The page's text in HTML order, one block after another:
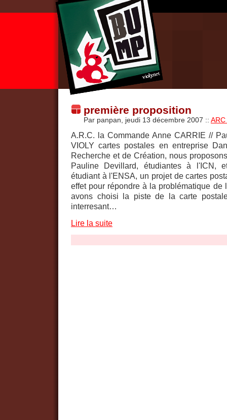
première proposition
Par panpan, jeudi 13 décembre 2007 ::
A.R.C. la Commande Anne CARRIE //
VIOLY cartes postales en entreprise
Recherche et de Création, nous
Pauline Devillard, étudiantes à l'ICN,
étudiant à l'ENSA, un projet de cartes
effet pour répondre à la problématique de
avons choisi la piste de la carte
interresant…
Lire la suite